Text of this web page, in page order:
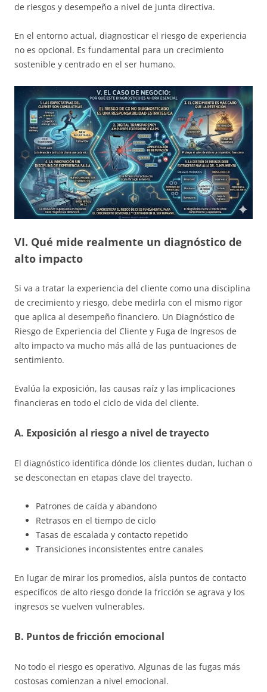
de riesgos y desempeño a nivel de junta directiva.
En el entorno actual, diagnosticar el riesgo de experiencia
no es opcional. Es fundamental para un crecimiento
sostenible y centrado en el ser humano.
VI. Qué mide realmente un diagnóstico de
alto impacto
Si va a tratar la experiencia del cliente como una disciplina
de crecimiento y riesgo, debe medirla con el mismo rigor
que aplica al desempeño financiero. Un Diagnóstico de
Riesgo de Experiencia del Cliente y Fuga de Ingresos de
alto impacto va mucho más allá de las puntuaciones de
sentimiento.
Evalúa la exposición, las causas raíz y las implicaciones
financieras en todo el ciclo de vida del cliente.
A. Exposición al riesgo a nivel de trayecto
El diagnóstico identifica dónde los clientes dudan, luchan o
se desconectan en etapas clave del trayecto.
Patrones de caída y abandono
Retrasos en el tiempo de ciclo
Tasas de escalada y contacto repetido
Transiciones inconsistentes entre canales
En lugar de mirar los promedios, aísla puntos de contacto
específicos de alto riesgo donde la fricción se agrava y los
ingresos se vuelven vulnerables.
B. Puntos de fricción emocional
No todo el riesgo es operativo. Algunas de las fugas más
costosas comienzan a nivel emocional.